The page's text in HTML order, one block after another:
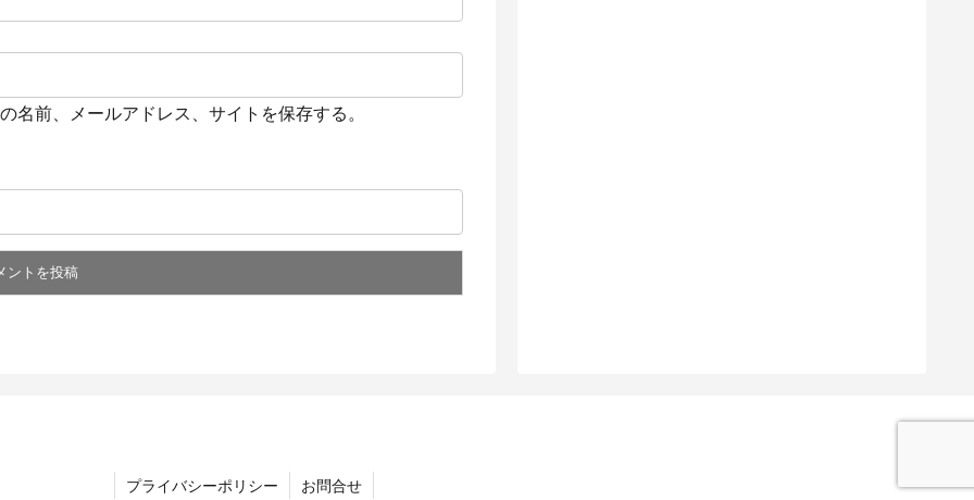
前、メールアドレス、サイトを保存する。
プライバシーポリシー お問合せ